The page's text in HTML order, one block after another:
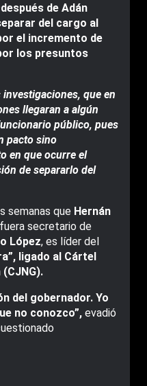
de Adán
del cargo al
el incremento de
los presuntos
investigaciones, que en
llegaran a algún
público, pues
pacto sino
en que ocurre el
de separarlo del
semanas que Hernán
secretario de
López, es líder del
ligado al Cártel
del gobernador. Yo
no conozco”, evadió